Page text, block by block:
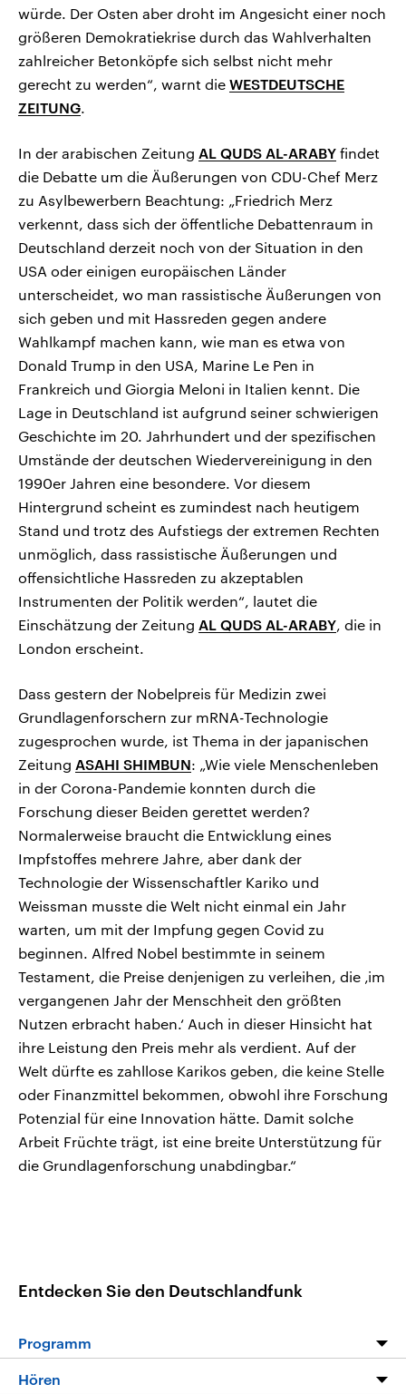
würde. Der Osten aber droht im Angesicht einer noch
größeren Demokratiekrise durch das Wahlverhalten
zahlreicher Betonköpfe sich selbst nicht mehr
gerecht zu werden“, warnt die WESTDEUTSCHE
ZEITUNG.
In der arabischen Zeitung AL QUDS AL-ARABY findet
die Debatte um die Äußerungen von CDU-Chef Merz
zu Asylbewerbern Beachtung: „Friedrich Merz
verkennt, dass sich der öffentliche Debattenraum in
Deutschland derzeit noch von der Situation in den
USA oder einigen europäischen Länder
unterscheidet, wo man rassistische Äußerungen von
sich geben und mit Hassreden gegen andere
Wahlkampf machen kann, wie man es etwa von
Donald Trump in den USA, Marine Le Pen in
Frankreich und Giorgia Meloni in Italien kennt. Die
Lage in Deutschland ist aufgrund seiner schwierigen
Geschichte im 20. Jahrhundert und der spezifischen
Umstände der deutschen Wiedervereinigung in den
1990er Jahren eine besondere. Vor diesem
Hintergrund scheint es zumindest nach heutigem
Stand und trotz des Aufstiegs der extremen Rechten
unmöglich, dass rassistische Äußerungen und
offensichtliche Hassreden zu akzeptablen
Instrumenten der Politik werden“, lautet die
Einschätzung der Zeitung AL QUDS AL-ARABY, die in
London erscheint.
Dass gestern der Nobelpreis für Medizin zwei
Grundlagenforschern zur mRNA-Technologie
zugesprochen wurde, ist Thema in der japanischen
Zeitung ASAHI SHIMBUN: „Wie viele Menschenleben
in der Corona-Pandemie konnten durch die
Forschung dieser Beiden gerettet werden?
Normalerweise braucht die Entwicklung eines
Impfstoffes mehrere Jahre, aber dank der
Technologie der Wissenschaftler Kariko und
Weissman musste die Welt nicht einmal ein Jahr
warten, um mit der Impfung gegen Covid zu
beginnen. Alfred Nobel bestimmte in seinem
Testament, die Preise denjenigen zu verleihen, die ‚im
vergangenen Jahr der Menschheit den größten
Nutzen erbracht haben.‘ Auch in dieser Hinsicht hat
ihre Leistung den Preis mehr als verdient. Auf der
Welt dürfte es zahllose Karikos geben, die keine Stelle
oder Finanzmittel bekommen, obwohl ihre Forschung
Potenzial für eine Innovation hätte. Damit solche
Arbeit Früchte trägt, ist eine breite Unterstützung für
die Grundlagenforschung unabdingbar.“
Entdecken Sie den Deutschlandfunk
Programm
Programm
Hören